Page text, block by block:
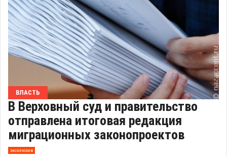
ВЛАСТЬ
В Верховный суд и правительство
отправлена итоговая редакция
миграционных законопроектов
эксклюзив